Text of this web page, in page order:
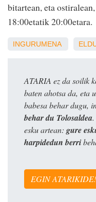
bitartean, eta
18:00etatik 20:00etara.
INGURUMENA
ATARIA ez da soilik
baten ahotsa da, eta
babesa behar dugu,
behar du Tolosaldea
esku artean: gure
harpidedun berri
EGIN ATARIKIDE!